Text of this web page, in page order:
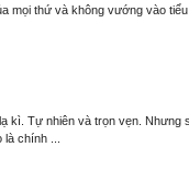
mọi thứ và không vướng vào tiểu
kì. Tự nhiên và trọn vẹn. Nhưng
chính ...